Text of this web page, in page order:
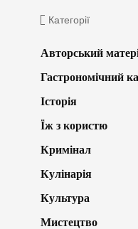
Категорії
Авторський
Гастрономічний
Історія
Їж з користю
Кримінал
Кулінарія
Культура
Мистецтво